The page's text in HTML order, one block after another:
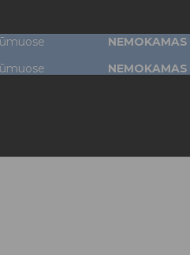
NEMOKAMAS
NEMOKAMAS